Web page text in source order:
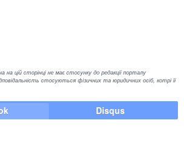
на цій сторінці не має стосунку до редакції порталу
стосуються фізичних та юридичних осіб, котрі її
Disqus